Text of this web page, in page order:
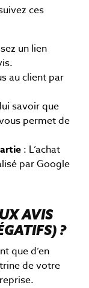
ces
un lien
au client par
savoir que
permet de
: L’achat
par Google
AVIS
?
que d’en
de votre